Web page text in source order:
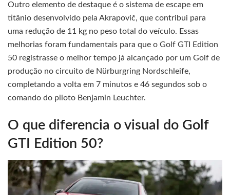
Outro elemento de destaque é o sistema de escape em
titânio desenvolvido pela Akrapovič, que contribui para
uma redução de 11 kg no peso total do veículo. Essas
melhorias foram fundamentais para que o Golf GTI Edition
50 registrasse o melhor tempo já alcançado por um Golf de
produção no circuito de Nürburgring Nordschleife,
completando a volta em 7 minutos e 46 segundos sob o
comando do piloto Benjamin Leuchter.
O que diferencia o visual do Golf
GTI Edition 50?